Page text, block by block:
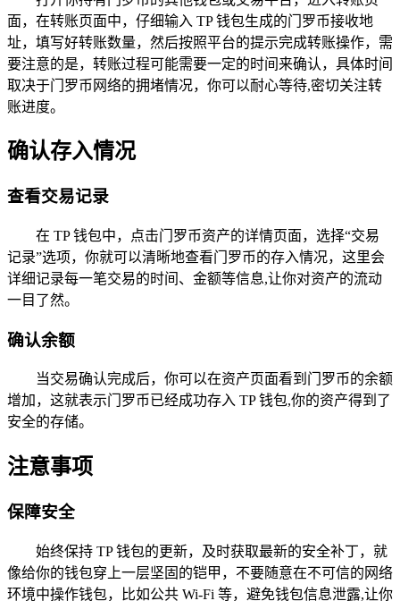
面，在转账页面中，仔细输入 TP 钱包生成的门罗币接收地
址，填写好转账数量，然后按照平台的提示完成转账操作，需
要注意的是，转账过程可能需要一定的时间来确认，具体时间
取决于门罗币网络的拥堵情况，你可以耐心等待,密切关注转
账进度。
确认存入情况
查看交易记录
在 TP 钱包中，点击门罗币资产的详情页面，选择“交易
记录”选项，你就可以清晰地查看门罗币的存入情况，这里会
详细记录每一笔交易的时间、金额等信息,让你对资产的流动
一目了然。
确认余额
当交易确认完成后，你可以在资产页面看到门罗币的余额
增加，这就表示门罗币已经成功存入 TP 钱包,你的资产得到了
安全的存储。
注意事项
保障安全
始终保持 TP 钱包的更新，及时获取最新的安全补丁，就
像给你的钱包穿上一层坚固的铠甲，不要随意在不可信的网络
环境中操作钱包，比如公共 Wi-Fi 等，避免钱包信息泄露,让你